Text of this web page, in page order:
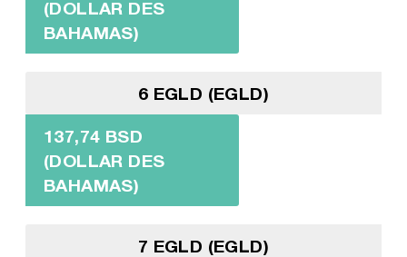
(DOLLAR DES
BAHAMAS)
6 EGLD (EGLD)
137,74 BSD
(DOLLAR DES
BAHAMAS)
7 EGLD (EGLD)